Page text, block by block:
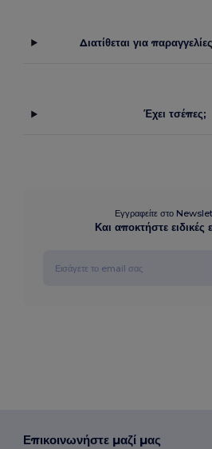
Διατίθεται για
Έχει τσέπες;
Εγγραφείτε στο
Και αποκτήστε ειδικές
Επικοινωνήστε μαζί μας